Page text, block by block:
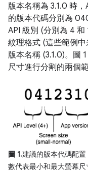
版本名稱為 3.1.0 時，
的版本代碼分別為
API 級別 (分別為 4 和
紋理格式 (這些範例
版本名稱 (3.1.0)。圖
尺寸進行分割的兩個範
圖 1.建議的版本代碼配
數代表最小和最大螢幕